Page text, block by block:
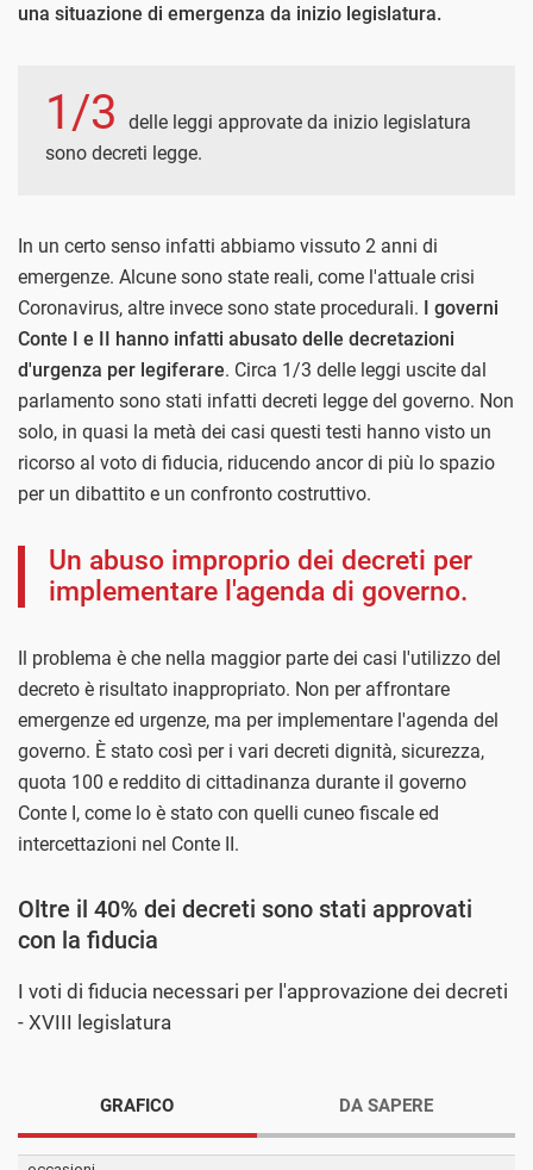
una situazione di emergenza da inizio legislatura.
1/3
delle leggi approvate da inizio legislatura
sono decreti legge.
In un certo senso infatti abbiamo vissuto 2 anni di
emergenze. Alcune sono state reali, come l'attuale crisi
Coronavirus, altre invece sono state procedurali. I governi
Conte I e II hanno infatti abusato delle decretazioni
d'urgenza per legiferare. Circa 1/3 delle leggi uscite dal
parlamento sono stati infatti decreti legge del governo. Non
solo, in quasi la metà dei casi questi testi hanno visto un
ricorso al voto di fiducia, riducendo ancor di più lo spazio
per un dibattito e un confronto costruttivo.
Un abuso improprio dei decreti per
implementare l'agenda di governo.
Il problema è che nella maggior parte dei casi l'utilizzo del
decreto è risultato inappropriato. Non per affrontare
emergenze ed urgenze, ma per implementare l'agenda del
governo. È stato così per i vari decreti dignità, sicurezza,
quota 100 e reddito di cittadinanza durante il governo
Conte I, come lo è stato con quelli cuneo fiscale ed
intercettazioni nel Conte II.
Oltre il 40% dei decreti sono stati approvati
con la fiducia
I voti di fiducia necessari per l'approvazione dei decreti
- XVIII legislatura
GRAFICO DA SAPERE